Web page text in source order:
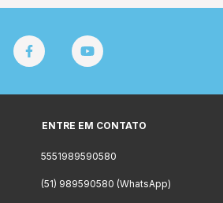
ENTRE EM CONTATO
5551989590580
(51) 989590580 (WhatsApp)